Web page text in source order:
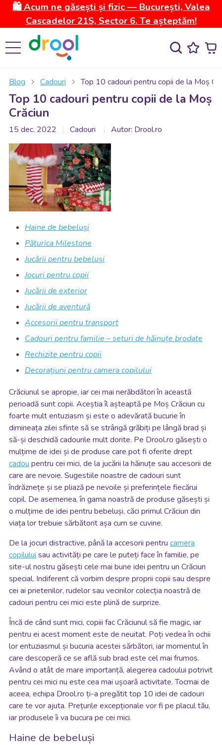
🛍️ Acum ne găsești și fizic — București, Valea
Cascadelor 21S, Sector 6. Te așteptăm!
Blog Cadouri Top 10 cadouri pentru copii de la Moș
Top 10 cadouri pentru copii de la Moș
Crăciun
15 dec. 2022 Cadouri Autor: Drool.ro
Haine de bebeluși
Păturica Milestone
Jucării pentru bebeluși
Jocuri pentru copii
Jucării de exterior
Jucării de aventură
Accesorii pentru transport
Cadouri pentru familie – seturi de hăinuțe brodate
Rechizite pentru copii
Decorațiuni pentru camera copilului
Crăciunul se apropie, iar cei mai nerăbdători în această
perioadă sunt copii. Aceștia îl așteaptă pe Moș Crăciun cu
foarte mult entuziasm și este o adevărată bucurie în
dimineața zilei sfinte să se strângă grăbiți pe lângă brad și
să-și deschidă cadourile mult dorite. Pe Drool.ro găsești o
mulțime de idei și de produse care pot fi oferite drept
cadou pentru cei mici, de la jucării la hăinuțe sau accesorii de
care are nevoie. Sugestiile noastre de cadouri sunt
îndrăznețe și se pliază pe nevoile și preferințele fiecărui
copil. De asemenea, în gama noastră de produse găsești și
o mulțime de idei pentru bebeluși, căci primul Crăciun din
viața lor trebuie sărbătorit așa cum se cuvine.
De la jocuri distractive, până la accesorii pentru camera
copilului sau activități pe care le puteți face în familie, pe
site-ul nostru găsești cele mai bune idei pentru un Crăciun
special. Indiferent că vorbim despre proprii copii sau despre
cei ai prietenilor, rudelor sau vecinilor colecția noastră de
cadouri pentru cei mici este plină de surprize.
Încă de când sunt mici, copiii fac Crăciunul să fie magic, iar
pentru ei acest moment este de neuitat. Poți vedea în ochii
lor entuziasmul și bucuria acestei sărbători, iar momentul în
care descoperă ce se află sub brad este cel mai frumos.
Având o atât de mare importanță, alegerea cadoului potrivit
pentru cei mici nu este cea mai ușoară activitate. Tocmai de
aceea, echipa Drool.ro ți-a pregătit top 10 idei de cadouri
care te vor ajuta. Prețurile excepționale vor fi pe placul tău,
iar produsele îi va bucura pe cei mici.
Haine de bebeluși